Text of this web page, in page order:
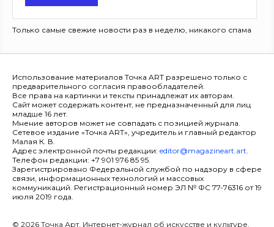
Только самые свежие новости раз в неделю, никакого спама
Использование материалов Точка ART разрешено только с
предварительного согласия правообладателей.
Все права на картинки и тексты принадлежат их авторам.
Сайт может содержать контент, не предназначенный для лиц
младше 16 лет.
Мнение авторов может не совпадать с позицией журнала.
Сетевое издание «Точка ART», учредитель и главный редактор
Малая К. В.
Адрес электронной почты редакции: editor@magazineart.art.
Телефон редакции: +7 901 976 85 95.
Зарегистрировано Федеральной службой по надзору в сфере
связи, информационных технологий и массовых
коммуникаций. Регистрационный номер ЭЛ № ФС 77-76316 от 19
июля 2019 года.
© 2026 Точка Арт. Интернет-журнал об искусстве и культуре.